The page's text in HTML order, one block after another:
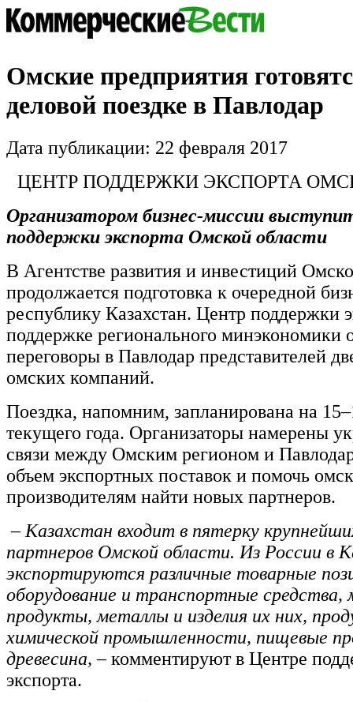
Омские предприятия
деловой поездке в Павлодар
Дата публикации: 22 февраля 2017
ЦЕНТР ПОДДЕРЖКИ ЭКСПОРТА
Организатором бизнес-миссии
поддержки экспорта Омской области
В Агентстве развития и инвестиций
продолжается подготовка к очередной
республику Казахстан. Центр поддержки
поддержке регионального минэкономики
переговоры в Павлодар представителей
омских компаний.
Поездка, напомним, запланирована на
текущего года. Организаторы намерены
связи между Омским регионом и
объем экспортных поставок и помочь
производителям найти новых партнеров.
– Казахстан входит в пятерку
партнеров Омской области. Из России в
экспортируются различные товарные
оборудование и транспортные средства,
продукты, металлы и изделия их них,
химической промышленности, пищевые
древесина, –комментируют в Центре
экспорта.